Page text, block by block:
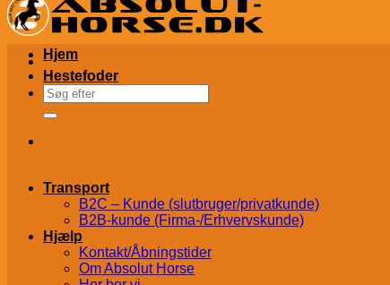
Søg
efter:
Transport
B2C – Kunde (slutbruger/privatkunde)
B2B-kunde (Firma-/Erhvervskunde)
Hjælp
Kontakt/Åbningstider
Om Absolut Horse
Hjem
Hestefoder